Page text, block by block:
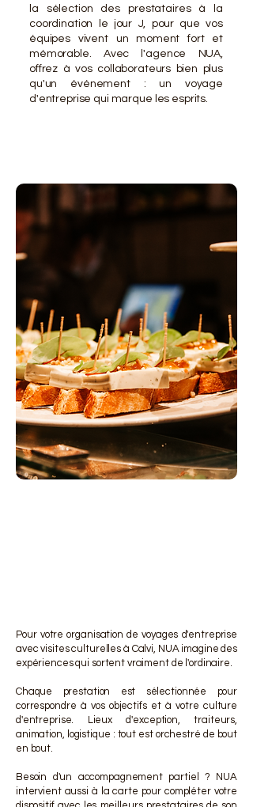
la sélection des prestataires à la
coordination le jour J, pour que vos
équipes vivent un moment fort et
mémorable. Avec l'agence NUA,
offrez à vos collaborateurs bien plus
qu'un événement : un voyage
d'entreprise qui marque les esprits.
Pour votre organisation de voyages d'entreprise
avec visites culturelles à Calvi, NUA imagine des
expériences qui sortent vraiment de l'ordinaire.
Chaque prestation est sélectionnée pour
correspondre à vos objectifs et à votre culture
d'entreprise. Lieux d'exception, traiteurs,
animation, logistique : tout est orchestré de bout
en bout.
Besoin d'un accompagnement partiel ? NUA
intervient aussi à la carte pour compléter votre